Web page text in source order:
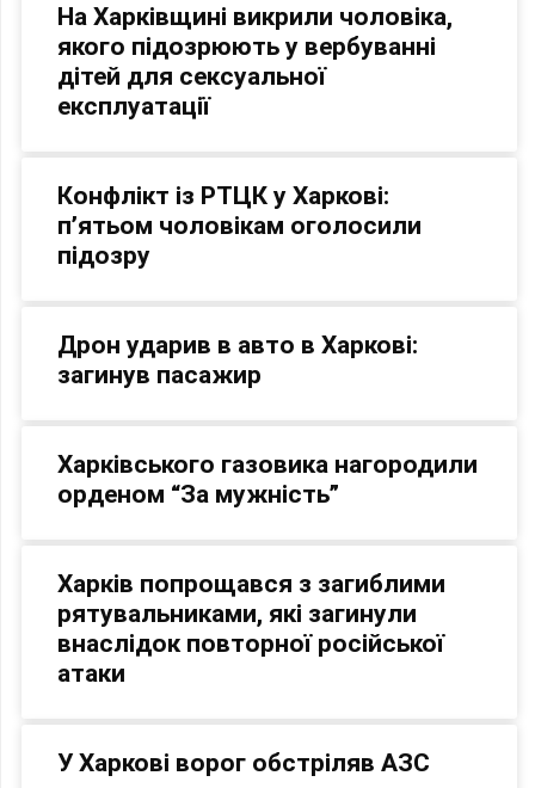
На Харківщині викрили чоловіка,
якого підозрюють у вербуванні
дітей для сексуальної
експлуатації
Конфлікт із РТЦК у Харкові:
п’ятьом чоловікам оголосили
підозру
Дрон ударив в авто в Харкові:
загинув пасажир
Харківського газовика нагородили
орденом “За мужність”
Харків попрощався з загиблими
рятувальниками, які загинули
внаслідок повторної російської
атаки
У Харкові ворог обстріляв АЗС